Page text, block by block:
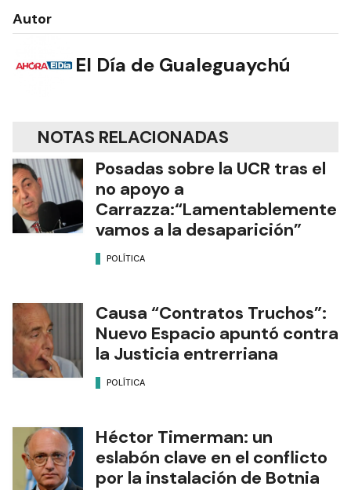
Autor
El Día de Gualeguaychú
NOTAS RELACIONADAS
Posadas sobre la UCR tras el
no apoyo a
Carrazza:“Lamentablemente
vamos a la desaparición”
POLÍTICA
Causa “Contratos Truchos”:
Nuevo Espacio apuntó contra
la Justicia entrerriana
POLÍTICA
Héctor Timerman: un
eslabón clave en el conflicto
por la instalación de Botnia